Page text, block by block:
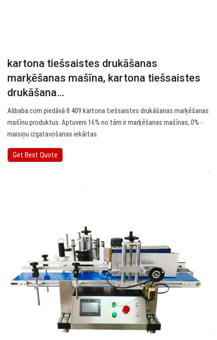
kartona tiešsaistes drukāšanas
marķēšanas mašīna, kartona tiešsaistes
drukāšana…
Alibaba.com piedāvā 8 409 kartona tiešsaistes drukāšanas marķēšanas
mašīnu produktus. Aptuveni 16% no tām ir marķēšanas mašīnas, 0% -
maisiņu izgatavošanas iekārtas.
Get Best Quote